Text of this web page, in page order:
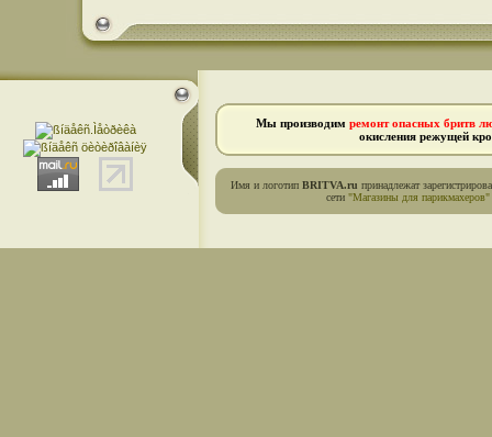
Мы производим ремонт опасных бритв
окисления режущей
Имя и логотип BRITVA.ru принадлежат
сети "Магазины для парикмахеров"